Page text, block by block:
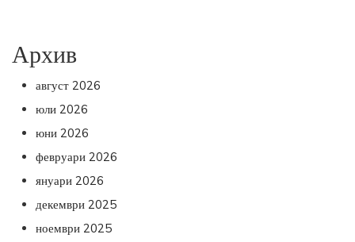
Архив
август 2026
юли 2026
юни 2026
февруари 2026
януари 2026
декември 2025
ноември 2025